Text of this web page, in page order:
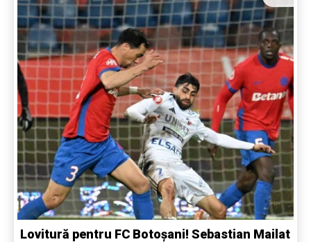
Lovitură pentru FC Botoșani! Sebastian Mailat